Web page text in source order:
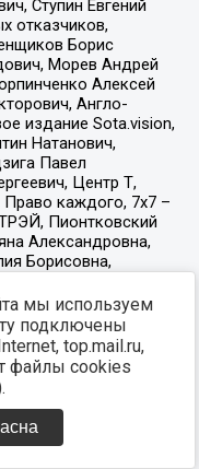
мы используем
подключены
top.mail.ru,
файлы cookies